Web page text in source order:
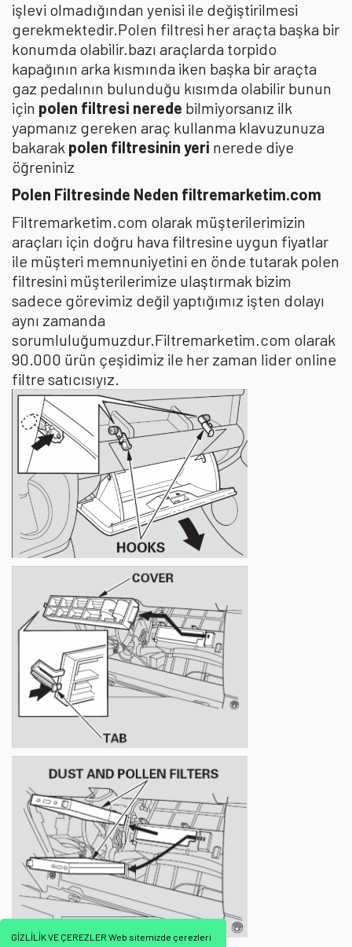
GİZLİLİK VE ÇEREZLER Web sitemizde çerezleri
işlevi olmadığından yenisi ile değiştirilmesi
gerekmektedir.Polen filtresi her araçta başka bir
konumda olabilir.bazı araçlarda torpido
kapağının arka kısmında iken başka bir araçta
gaz pedalının bulunduğu kısımda olabilir bunun
için polen filtresi nerede bilmiyorsanız ilk
yapmanız gereken araç kullanma klavuzunuza
bakarak polen filtresinin yeri nerede diye
öğreniniz
Polen Filtresinde Neden filtremarketim.com
Filtremarketim.com olarak müşterilerimizin
araçları için doğru hava filtresine uygun fiyatlar
ile müşteri memnuniyetini en önde tutarak polen
filtresini müşterilerimize ulaştırmak bizim
sadece görevimiz değil yaptığımız işten dolayı
aynı zamanda
sorumluluğumuzdur.Filtremarketim.com olarak
90.000 ürün çeşidimiz ile her zaman lider online
filtre satıcısıyız.